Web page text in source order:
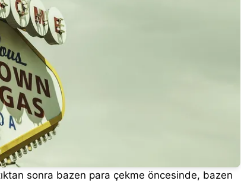
sonra bazen para çekme öncesinde, bazen